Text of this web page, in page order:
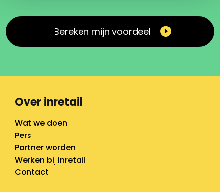
Bereken mijn voordeel
Over inretail
Wat we doen
Pers
Partner worden
Werken bij inretail
Contact